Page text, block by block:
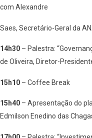
com Alexandre
Saes, Secretário-Geral da
14h30 – Palestra:
de Oliveira, Diretor-
15h10 – Coffee Break
15h40 – Apresentação do
Edmilson Enedino das